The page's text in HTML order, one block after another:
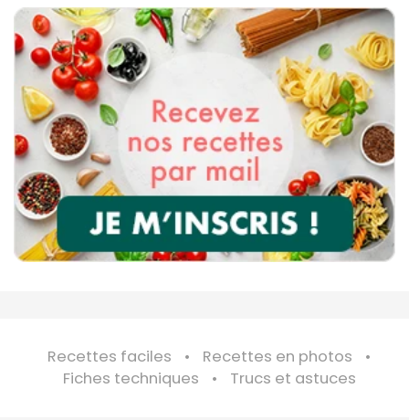
Recettes faciles
Recettes en photos
Fiches techniques
Trucs et astuces